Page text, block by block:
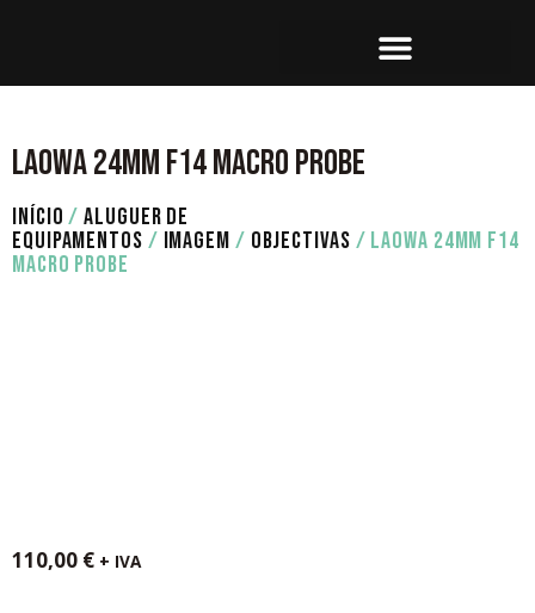
LAOWA 24MM F14 MACRO PROBE
INÍCIO /ALUGUER DE
EQUIPAMENTOS / IMAGEM / OBJECTIVAS / LAOWA 24MM F14
MACRO PROBE
110,00 € + IVA